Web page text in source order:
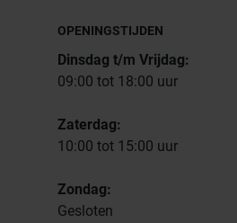
OPENINGSTIJDEN
Dinsdag t/m Vrijdag:
09:00 tot 18:00 uur
Zaterdag:
10:00 tot 15:00 uur
Zondag:
Gesloten